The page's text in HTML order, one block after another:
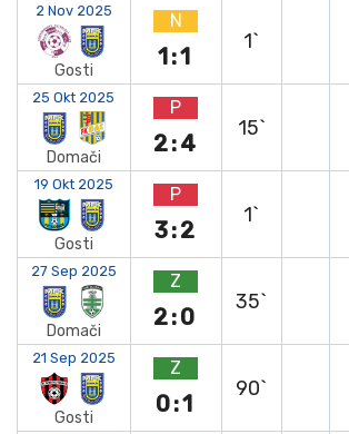
2 Nov 2025
Gosti
N
1:1
1`
25 Okt 2025
Domači
P
2:4
15`
19 Okt 2025
Gosti
P
3:2
1`
27 Sep 2025
Domači
Z
2:0
35`
21 Sep 2025
Gosti
Z
0:1
90`